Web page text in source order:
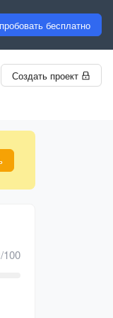
бесплатно
Создать проект
/100